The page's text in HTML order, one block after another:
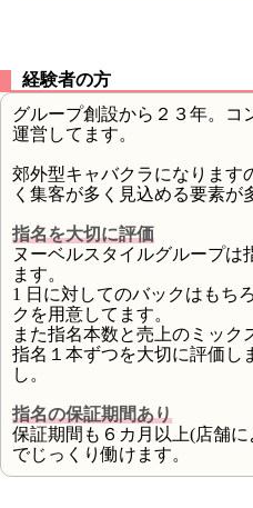
経験者の方
グループ創設から２３年。コ
運営してます。
郊外型キャバクラになります
く集客が多く見込める要素が
指名を大切に評価
ヌーベルスタイルグループは
ます。
1 日に対してのバックはもち
クを用意してます。
また指名本数と売上のミック
指名１本ずつを大切に評価し
し。
指名の保証期間あり
保証期間も６カ月以上(店舗
でじっくり働けます。